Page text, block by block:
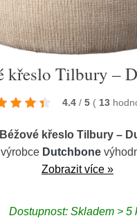
křeslo Tilbury –
4.4 / 5 ( 13
Béžové křeslo Tilbury –
Dutchbone
Zobrazit více »
Dostupnost: Skladem > 5